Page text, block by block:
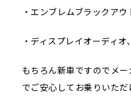
・エンブレムブラックアウ
・ディスプレイオーディ
もちろん新車ですのでメ
でご安心してお乗りいただ